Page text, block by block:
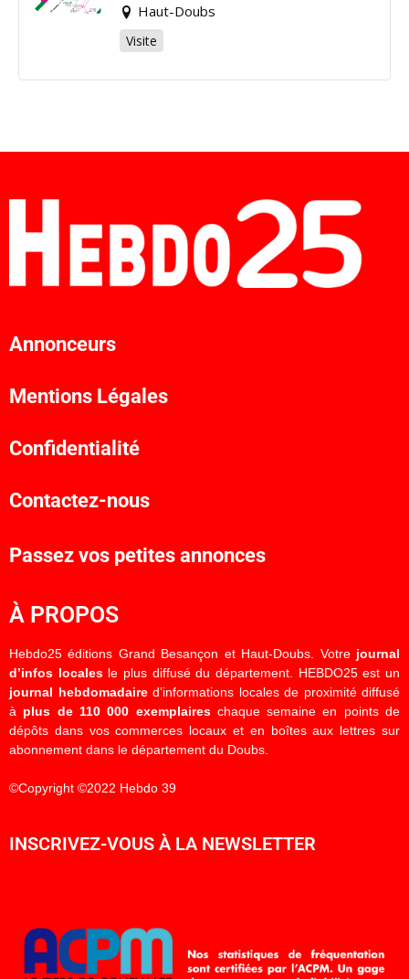
Haut-Doubs
Visite
Annonceurs
Mentions Légales
Confidentialité
Contactez-nous
Passez vos petites annonces
À PROPOS
Hebdo25 éditions Grand Besançon et Haut-Doubs. Votre journal
d’infos localesle plus diffusé du département. HEBDO25 est un
journal hebdomadaired’informations locales de proximité diffusé
à plus de 110 000 exemplaireschaque semaine en points de
dépôts dans vos commerces locaux et en boîtes aux lettres sur
abonnement dans le département du Doubs.
©Copyright ©2022 Hebdo 39
INSCRIVEZ-VOUS À LA NEWSLETTER